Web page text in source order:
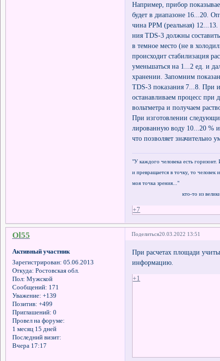
Например, прибор
будет в диапазоне 16...20.
чина PPM (реальная)
ния TDS-3 должны
в темное место (не в
происходит стабилизация
уменьшаться на 1...2 ед. и
хранении. Запомним
TDS-3 показания 7...8. При
останавливаем процесс при
вольтметра и получаем
При изготовлении
лированную воду 10...20 %
что позволяет значительно
"У каждого человека есть горизонт.
и превращается в точку, то человек
моя точка зрения..."
кто-то из великих
+7
Поделиться20.03.2022 13:51
Ol55
Активный участник
Зарегистрирован: 05.06.2013
Откуда: Ростовская обл.
Пол: Мужской
Сообщений: 171
Уважение: +139
Позитив: +499
Приглашений: 0
Провел на форуме:
1 месяц 15 дней
Последний визит:
Вчера 17:17
При расчетах площади
информацию.
+1